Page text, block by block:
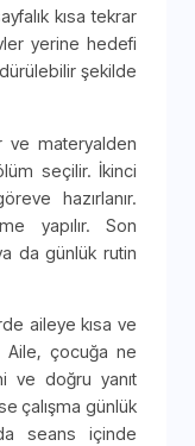
kısa tekrar
yerine hedefi
şekilde
ve materyalden
seçilir. İkinci
hazırlanır.
yapılır. Son
da günlük rutin
aileye kısa ve
Aile, çocuğa ne
ve doğru yanıt
çalışma günlük
seans içinde